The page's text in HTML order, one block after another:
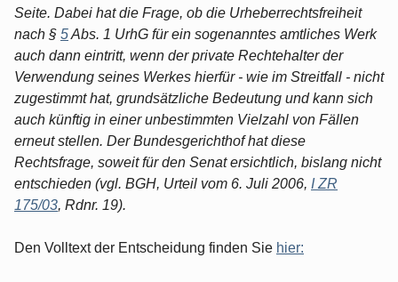
Seite. Dabei hat die Frage, ob die Urheberrechtsfreiheit
nach § 5Abs. 1 UrhG für ein sogenanntes amtliches Werk
auch dann eintritt, wenn der private Rechtehalter der
Verwendung seines Werkes hierfür - wie im Streitfall - nicht
zugestimmt hat, grundsätzliche Bedeutung und kann sich
auch künftig in einer unbestimmten Vielzahl von Fällen
erneut stellen. Der Bundesgerichthof hat diese
Rechtsfrage, soweit für den Senat ersichtlich, bislang nicht
entschieden (vgl. BGH, Urteil vom 6. Juli 2006, I ZR
175/03, Rdnr. 19).
Den Volltext der Entscheidung finden Sie hier: